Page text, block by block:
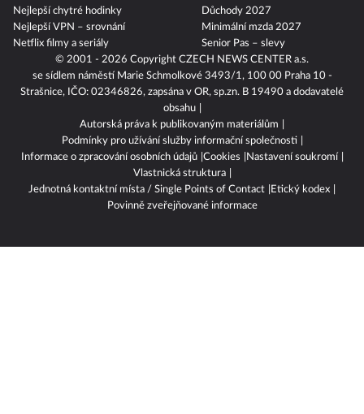
© 2001 - 2026 Copyright CZECH NEWS CENTER a.s.
se sídlem náměstí Marie Schmolkové 3493/1, 100 00 Praha 10 -
Strašnice, IČO: 02346826, zapsána v OR, sp.zn. B 19490 a dodavatelé
obsahu
Autorská práva k publikovaným materiálům
Podmínky pro užívání služby informační společnosti
Informace o zpracování osobních údajů Cookies
Nastavení soukromí
Vlastnická struktura
Jednotná kontaktní místa / Single Points of Contact
Etický kodex
Povinně zveřejňované informace
Nejlepší chytré hodinky
Nejlepší VPN – srovnání
Netflix filmy a seriály
Důchody 2027
Minimální mzda 2027
Senior Pas – slevy